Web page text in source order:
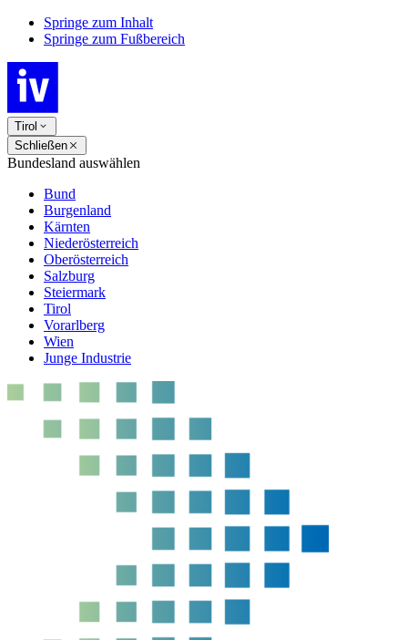
Springe zum Inhalt
Springe zum Fußbereich
Tirol
Schließen
Bundesland auswählen
Bund
Burgenland
Kärnten
Niederösterreich
Oberösterreich
Salzburg
Steiermark
Tirol
Vorarlberg
Wien
Junge Industrie